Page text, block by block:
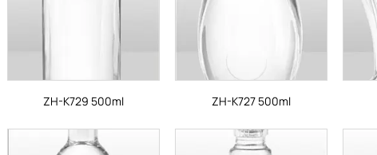
ZH-K729 500ml ZH-K727 500ml